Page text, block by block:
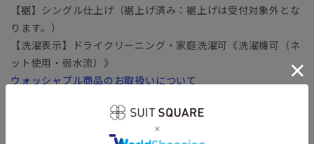
【裾】シングル仕上げ（裾上げ済み：裾上げは受付対象外とな
ります。）
【洗濯表示】ドライクリーニング・家庭洗濯可《洗濯機可（ネ
ット使用・弱水流）》
ウォッシャブル商品のお取扱いについて